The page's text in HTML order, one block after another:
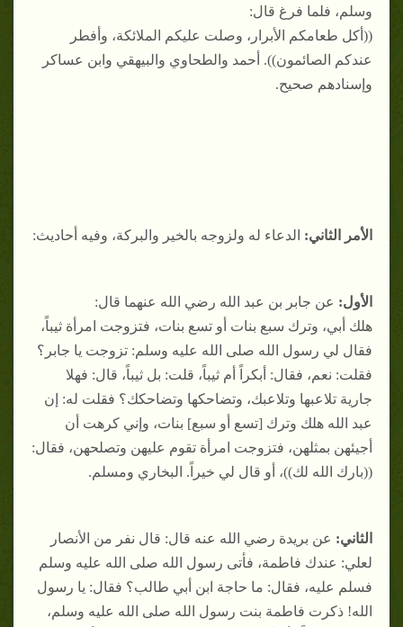
وسلم، فلما فرغ قال:
((أكل طعامكم الأبرار، وصلت عليكم الملائكة، وأفطر
عندكم الصائمون)). أحمد والطحاوي والبيهقي وابن عساكر
وإسنادهم صحيح.
الأمر الثاني: الدعاء له ولزوجه بالخير والبركة، وفيه أحاديث:
الأول: عن جابر بن عبد الله رضي الله عنهما قال:
هلك أبي، وترك سبع بنات أو تسع بنات، فتزوجت امرأة ثيباً،
فقال لي رسول الله صلى الله عليه وسلم: تزوجت يا جابر؟
فقلت: نعم، فقال: أبكراً أم ثيباً، قلت: بل ثيباً، قال: فهلا
جارية تلاعبها وتلاعبك، وتضاحكها وتضاحكك؟ فقلت له: إن
عبد الله هلك وترك [تسع أو سبع] بنات، وإني كرهت أن
أجيئهن بمثلهن، فتزوجت امرأة تقوم عليهن وتصلحهن، فقال:
((بارك الله لك))، أو قال لي خيراً. البخاري ومسلم.
الثاني: عن بريدة رضي الله عنه قال: قال نفر من الأنصار
لعلي: عندك فاطمة، فأتى رسول الله صلى الله عليه وسلم
فسلم عليه، فقال: ما حاجة ابن أبي طالب؟ فقال: يا رسول
الله! ذكرت فاطمة بنت رسول الله صلى الله عليه وسلم،